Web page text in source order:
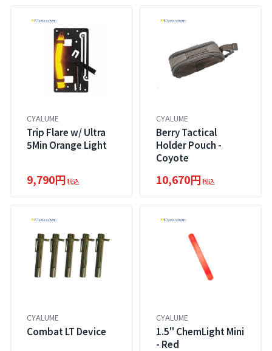
CYALUME
Trip Flare w/ Ultra
5Min Orange Light
9,790円税込
CYALUME
Berry Tactical
Holder Pouch -
Coyote
10,670円税込
CYALUME
Combat LT Device
CYALUME
1.5" ChemLight Mini
- Red